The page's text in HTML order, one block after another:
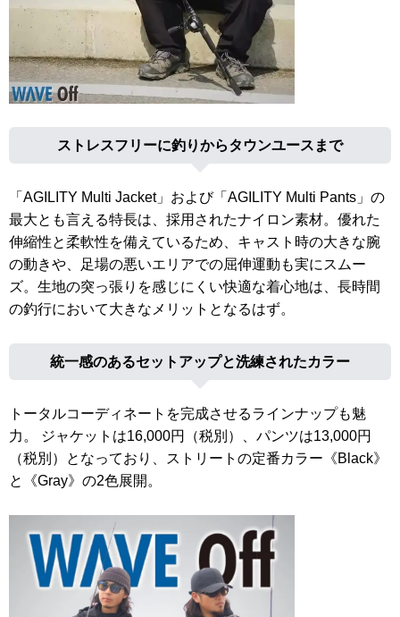
ストレスフリーに釣りからタウンユースまで
「AGILITY Multi Jacket」および「AGILITY Multi Pants」の
最大とも言える特長は、採用されたナイロン素材。優れた
伸縮性と柔軟性を備えているため、キャスト時の大きな腕
の動きや、足場の悪いエリアでの屈伸運動も実にスムー
ズ。生地の突っ張りを感じにくい快適な着心地は、長時間
の釣行において大きなメリットとなるはず。
統一感のあるセットアップと洗練されたカラー
トータルコーディネートを完成させるラインナップも魅
力。 ジャケットは16,000円（税別）、パンツは13,000円
（税別）となっており、ストリートの定番カラー《Black》
と《Gray》の2色展開。